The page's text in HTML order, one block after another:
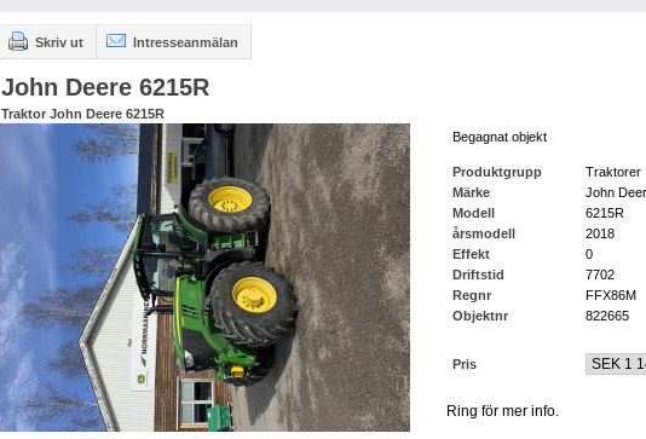
Skriv ut Intresseanmälan
John Deere 6215R
Traktor John Deere 6215R
Begagnat objekt
Produktgrupp
Traktorer
Märke
John
Modell
6215R
årsmodell
2018
Effekt
0
Driftstid
7702
Regnr
FFX86M
Objektnr
822665
Pris
Ring för mer info.